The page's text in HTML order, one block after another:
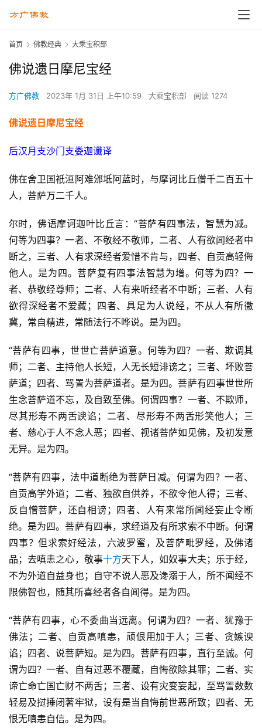
首页 佛教经典 大乘宝积部
佛说遗日摩尼宝经
方广佛教 2023年 1月 31日 上午10:59 大乘宝积部 阅读 1274
佛说遗日摩尼宝经
后汉月支沙门支娄迦谶译
佛在舍卫国祇洹阿难邠坻阿蓝时，与摩诃比丘僧千二百五十
人，菩萨万二千人。
尔时，佛语摩诃迦叶比丘言：“菩萨有四事法，智慧为减。
何等为四事？一者、不敬经不敬师，二者、人有欲闻经者中
断之，三者、人有求深经者爱惜不肯与，四者、自贡高轻侮
他人。是为四。菩萨复有四事法智慧为增。何等为四？一
者、恭敬经尊师；二者、人有来听经者不中断；三者、人有
欲得深经者不爱藏；四者、具足为人说经，不从人有所徼
冀，常自精进，常随法行不哗说。是为四。
“菩萨有四事，世世亡菩萨道意。何等为四？一者、欺调其
师；二者、主持他人长短，人无长短诽谤之；三者、坏败菩
萨道；四者、骂詈为菩萨道者。是为四。菩萨有四事世世所
生念菩萨道不忘，及自致至佛。何谓四事？一者、不欺师，
尽其形寿不两舌谀谄；二者、尽形寿不两舌形笑他人；三
者、慈心于人不念人恶；四者、视诸菩萨如见佛，及初发意
无异。是为四。
“菩萨有四事，法中道断绝为菩萨日减。何谓为四？一者、
自贡高学外道；二者、独欲自供养，不欲令他人得；三者、
反自憎菩萨，还自相谤；四者、人有来常所闻经妄止令断
绝。是为四。菩萨有四事，求经道及有所求索不中断。何谓
四事？但求索好经法，六波罗蜜，及菩萨毗罗经，及佛诸
品；去嗔恚之心，敬事十方天下人，如奴事大夫；乐于经，
不为外道自益身也；自守不说人恶及谗溺于人，所不闻经不
限佛智也，随其所喜经者各自闻得。是为四。
“菩萨有四事，心不委曲当远离。何谓为四？一者、犹豫于
佛法；二者、自贡高嗔恚，顽佷用加于人；三者、贪嫉谀
谄；四者、说菩萨短。是为四。菩萨有四事，直行至诚。何
谓为四？一者、自有过恶不覆藏，自悔欲除其罪；二者、实
谛亡命亡国亡财不两舌；三者、设有灾变妄起，至骂詈数数
轻易及挝捶闭著牢狱，设有是当自悔前世恶所致；四者、无
恨无嗔恚自信。是为四。